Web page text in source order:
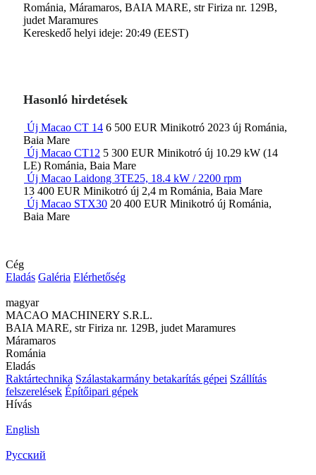
Románia, Máramaros, BAIA MARE, str Firiza nr. 129B,
judet Maramures
Kereskedő helyi ideje: 20:49 (EEST)
Hasonló hirdetések
Új Macao CT 14 6 500 EUR Minikotró 2023 új Románia,
Baia Mare
Új Macao CT12 5 300 EUR Minikotró új 10.29 kW (14
LE) Románia, Baia Mare
Új Macao Laidong 3TE25, 18.4 kW / 2200 rpm
13 400 EUR Minikotró új 2,4 m Románia, Baia Mare
Új Macao STX30 20 400 EUR Minikotró új Románia,
Baia Mare
Cég
Eladás Galéria Elérhetőség
magyar
MACAO MACHINERY S.R.L.
BAIA MARE, str Firiza nr. 129B, judet Maramures
Máramaros
Románia
Eladás
Raktártechnika Szálastakarmány betakarítás gépei Szállítás
felszerelések Építőipari gépek
Hívás
English
Русский